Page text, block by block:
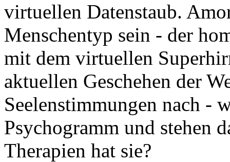
virtuellen Datenstaub.
Menschentyp sein - der
mit dem virtuellen
aktuellen Geschehen der
Seelenstimmungen nach -
Psychogramm und stehen
Therapien hat sie?